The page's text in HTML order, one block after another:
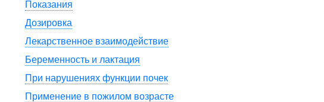
Показания
Дозировка
Лекарственное взаимодействие
Беременность и лактация
При нарушениях функции почек
Применение в пожилом возрасте